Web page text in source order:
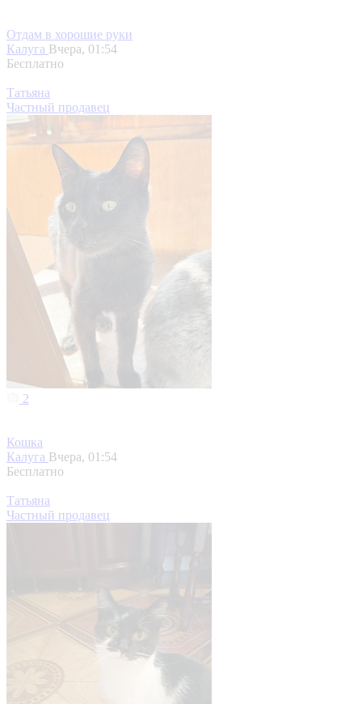
Отдам в хорошие руки
Калуга Вчера, 01:54
Бесплатно
Татьяна
Частный продавец
2
Кошка
Калуга Вчера, 01:54
Бесплатно
Татьяна
Частный продавец